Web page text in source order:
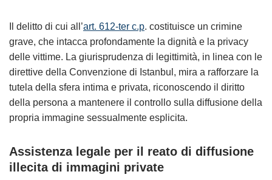
Il delitto di cui all’art. 612-ter c.p. costituisce un crimine
grave, che intacca profondamente la dignità e la privacy
delle vittime. La giurisprudenza di legittimità, in linea con le
direttive della Convenzione di Istanbul, mira a rafforzare la
tutela della sfera intima e privata, riconoscendo il diritto
della persona a mantenere il controllo sulla diffusione della
propria immagine sessualmente esplicita.
Assistenza legale per il reato di diffusione
illecita di immagini private